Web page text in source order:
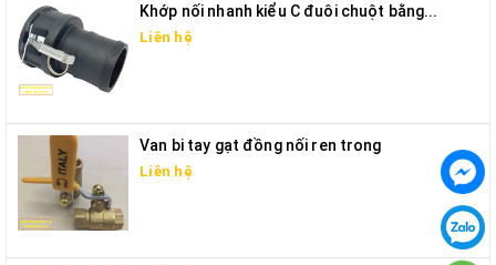
Khớp nối nhanh kiểu C đuôi chuột bằng...
Liên hệ
Van bi tay gạt đồng nối ren trong
Liên hệ